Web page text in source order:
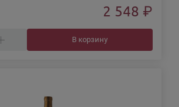
2 548 ₽
В корзину